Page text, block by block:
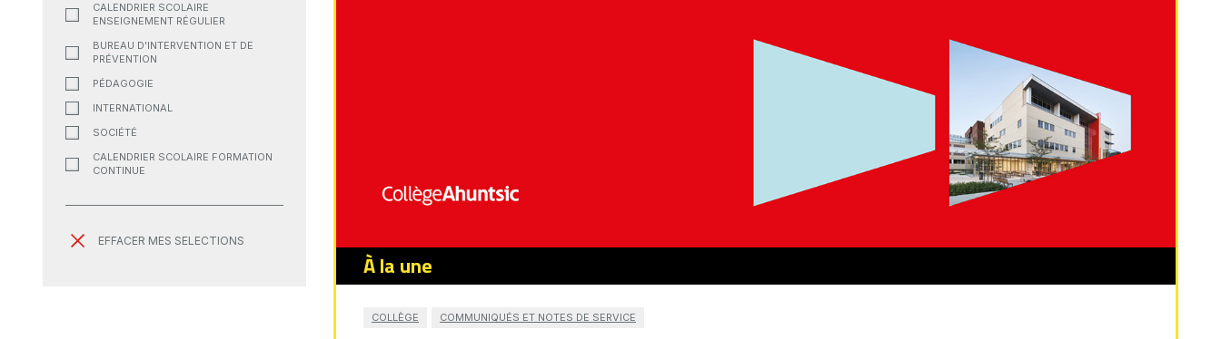
CALENDRIER SCOLAIRE
ENSEIGNEMENT RÉGULIER
BUREAU D'INTERVENTION ET DE
PRÉVENTION
PÉDAGOGIE
INTERNATIONAL
SOCIÉTÉ
CALENDRIER SCOLAIRE FORMATION
CONTINUE
EFFACER MES SELECTIONS
À la une
COLLÈGE COMMUNIQUÉS ET NOTES DE SERVICE